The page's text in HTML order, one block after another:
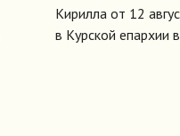
Кирилла от 12
в Курской епархии